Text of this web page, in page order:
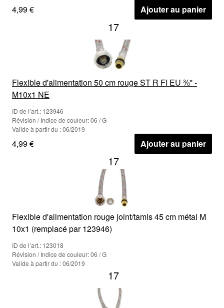
4,99 € Ajouter au panier
17
Flexible d'alimentation 50 cm rouge ST R FI EU ⅜'' -
M10x1 NE
ID de l’art.: 123946
Révision / Indice de couleur: 06 / G
Valide à partir du : 06/2019
4,99 € Ajouter au panier
17
Flexible d'alimentation rouge joint/tamis 45 cm métal M
10x1 (remplacé par 123946)
ID de l’art.: 123018
Révision / Indice de couleur: 06 / G
Valide à partir du : 06/2019
17